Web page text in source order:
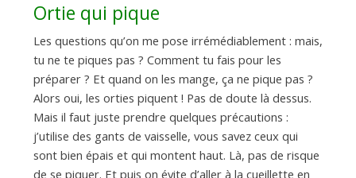
Ortie qui pique
Les questions qu’on me pose irrémédiablement : mais,
tu ne te piques pas ? Comment tu fais pour les
préparer ? Et quand on les mange, ça ne pique pas ?
Alors oui, les orties piquent ! Pas de doute là dessus.
Mais il faut juste prendre quelques précautions :
j’utilise des gants de vaisselle, vous savez ceux qui
sont bien épais et qui montent haut. Là, pas de risque
de se piquer. Et puis on évite d’aller à la cueillette en